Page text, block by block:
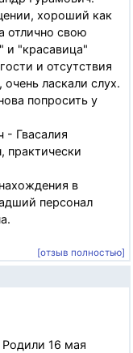
хороший как
отлично свою
и "красавица"
и отсутствия
ласкали слух.
попросить у
- Гвасалия
практически
в
персонал
[отзыв полностью]
Родили 16 мая